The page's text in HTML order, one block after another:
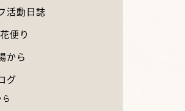
活動日誌
便り
から
グ